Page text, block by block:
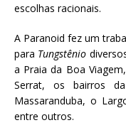
escolhas racionais.
A Paranoid fez um
para Tungstênio
a Praia da Boa
Serrat, os bairros
Massaranduba, o
entre outros.